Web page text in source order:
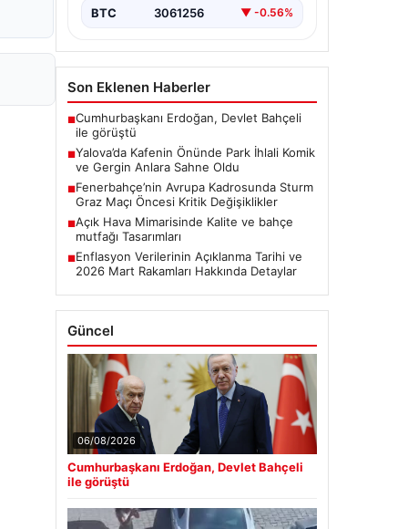
BTC 3061256 ▼ -0.56%
Son Eklenen Haberler
■Cumhurbaşkanı Erdoğan, Devlet Bahçeli
ile görüştü
■Yalova’da Kafenin Önünde Park İhlali Komik
ve Gergin Anlara Sahne Oldu
■Fenerbahçe’nin Avrupa Kadrosunda Sturm
Graz Maçı Öncesi Kritik Değişiklikler
■Açık Hava Mimarisinde Kalite ve bahçe
mutfağı Tasarımları
■Enflasyon Verilerinin Açıklanma Tarihi ve
2026 Mart Rakamları Hakkında Detaylar
Güncel
06/08/2026
Cumhurbaşkanı Erdoğan, Devlet Bahçeli
ile görüştü